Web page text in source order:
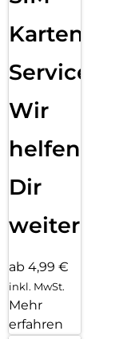
Karten
Service:
Wir
helfen
Dir
weiter
ab 4,99 €
inkl. MwSt.
Mehr
erfahren